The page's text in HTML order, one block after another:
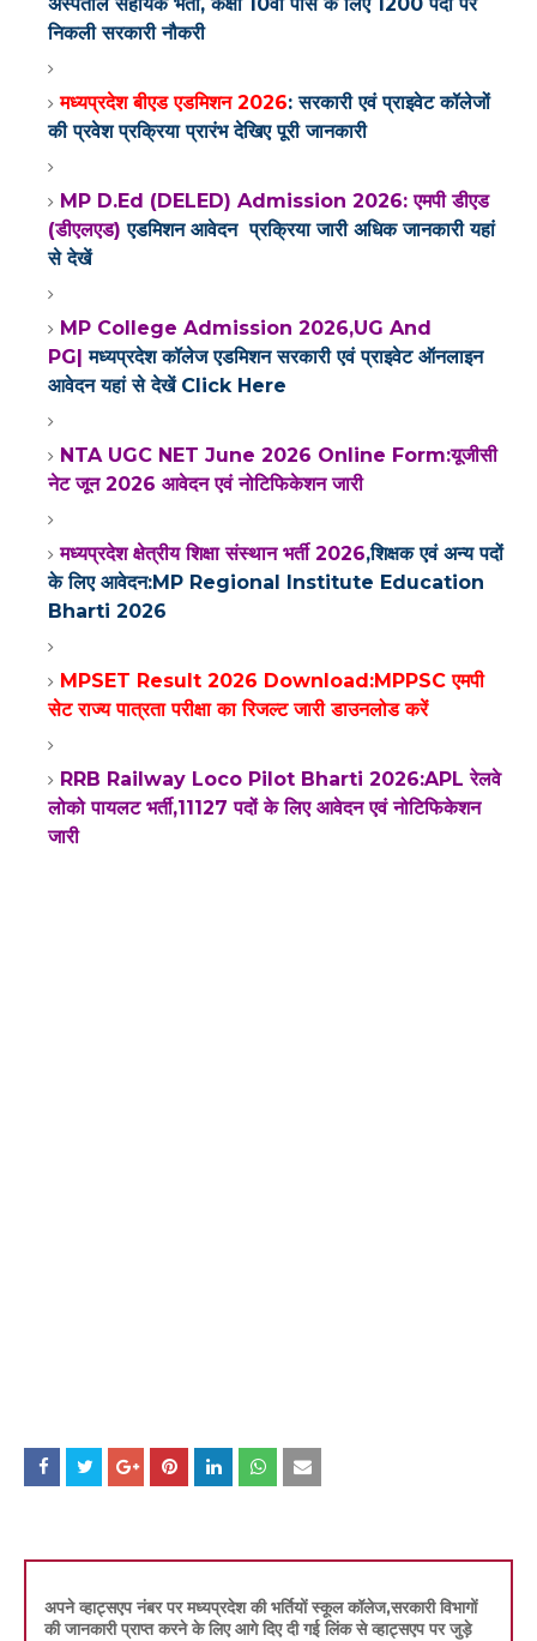
निकली सरकारी नौकरी
मध्यप्रदेश बीएड एडमिशन 2026: सरकारी एवं प्राइवेट कॉलेजों
की प्रवेश प्रक्रिया प्रारंभदेखिए पूरी जानकारी
MP D.Ed (DELED) Admission 2026: एमपी डीएड
(डीएलएड) एडमिशन आवेदन प्रक्रिया जारी अधिक जानकारी यहां
से देखें
MP College Admission 2026,UG And
PG| मध्यप्रदेश कॉलेज एडमिशन सरकारी एवं प्राइवेट ऑनलाइन
आवेदनयहां से देखें Click Here
NTA UGC NET June 2026 Online Form:यूजीसी
नेट जून 2026 आवेदन एवं नोटिफिकेशन जारी
मध्यप्रदेश क्षेत्रीय शिक्षा संस्थान भर्ती 2026,शिक्षक एवं अन्य पदों
के लिए आवेदन:MP Regional Institute Education
Bharti 2026
MPSET Result 2026 Download:MPPSC एमपी
सेट राज्य पात्रता परीक्षा का रिजल्ट जारी डाउनलोड करें
RRB Railway Loco Pilot Bharti 2026:APL रेलवे
लोको पायलट भर्ती,11127 पदों के लिए आवेदन एवं नोटिफिकेशन
जारी
अपने व्हाट्सएप नंबर पर मध्यप्रदेश की भर्तियों स्कूल कॉलेज,सरकारी विभागों
की जानकारी प्राप्त करने के लिए आगे दिए दी गई लिंक से व्हाट्सएप पर जुड़े